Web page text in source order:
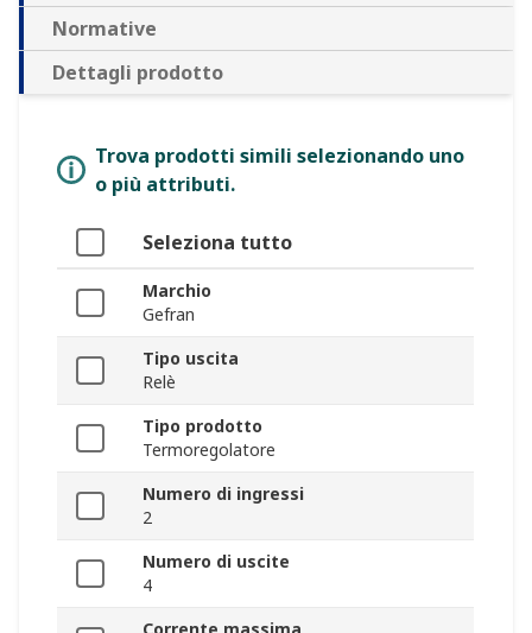
Normative
Dettagli prodotto
Trova prodotti simili selezionando uno
o più attributi.
Seleziona tutto
Marchio
Gefran
Tipo uscita
Relè
Tipo prodotto
Termoregolatore
Numero di ingressi
2
Numero di uscite
4